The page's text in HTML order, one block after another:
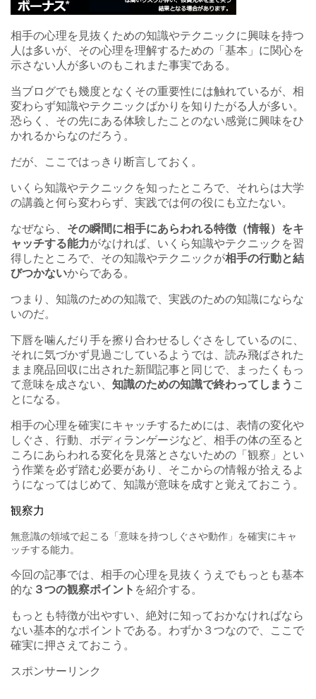
相手の心理を見抜くための知識やテクニックに興味を持つ
人は多いが、その心理を理解するための「基本」に関心を
示さない人が多いのもこれまた事実である。
当ブログでも幾度となくその重要性には触れているが、相
変わらず知識やテクニックばかりを知りたがる人が多い。
恐らく、その先にある体験したことのない感覚に興味をひ
かれるからなのだろう。
だが、ここではっきり断言しておく。
いくら知識やテクニックを知ったところで、それらは大学
の講義と何ら変わらず、実践では何の役にも立たない。
なぜなら、 その瞬間に相手にあらわれる特徴（情報） をキ
ャッチする能力がなければ、いくら知識やテクニックを習
得したところで、その知識やテクニックが相手の行動と結
びつかないからである。
つまり、知識のための知識で、実践のための知識にならな
いのだ。
下唇を噛んだり手を擦り合わせるしぐさをしているのに、
それに気づかず見過ごしているようでは、読み飛ばされた
まま廃品回収に出された新聞記事と同じで、まったくもっ
て意味を成さない、 知識のための知識で終わってしまう こ
とになる。
相手の心理を確実にキャッチするためには、表情の変化や
しぐさ、行動、ボディランゲージなど、相手の体の至ると
ころにあらわれる変化を見落とさないための「観察」とい
う作業を必ず踏む必要があり、そこからの情報が拾えるよ
うになってはじめて、知識が意味を成すと覚えておこう。
観察力
無意識の領域で起こる「意味を持つしぐさや動作」を確実にキャ
ッチする能力。
今回の記事では、相手の心理を見抜くうえでもっとも基本
的な ３つの観察ポイント を紹介する。
もっとも特徴が出やすい、絶対に知っておかなければなら
ない基本的なポイントである。わずか３つなので、ここで
確実に押さえておこう。
スポンサーリンク